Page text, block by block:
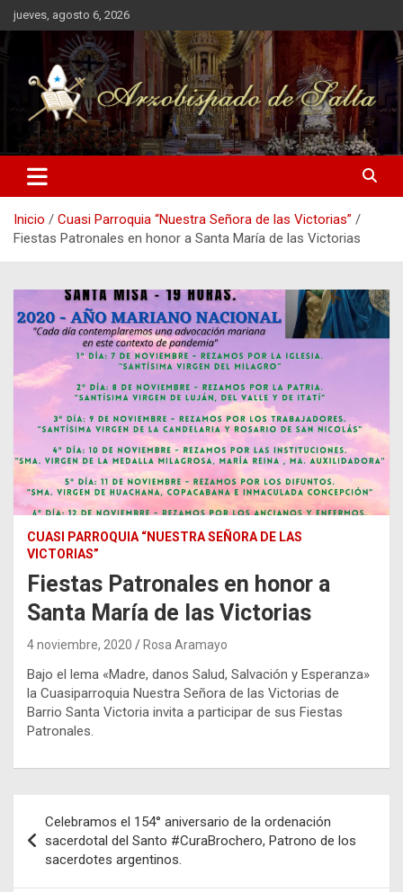
Saltar
al
contenido
jueves, agosto 6, 2026
Arzobispado de Salta
Arzobispado de Salta
Inicio
Cuasi Parroquia “Nuestra Señora de las Victorias”
Fiestas Patronales en honor a Santa María de las Victorias
CUASI PARROQUIA “NUESTRA SEÑORA DE LAS
VICTORIAS”
Fiestas Patronales en honor a
Santa María de las Victorias
4 noviembre, 2020 Rosa Aramayo
Bajo el lema «Madre, danos Salud, Salvación y Esperanza»
la Cuasiparroquia Nuestra Señora de las Victorias de
Barrio Santa Victoria invita a participar de sus Fiestas
Patronales.
de
entradas
Celebramos el 154° aniversario de la ordenación
sacerdotal del Santo #CuraBrochero, Patrono de los
sacerdotes argentinos.